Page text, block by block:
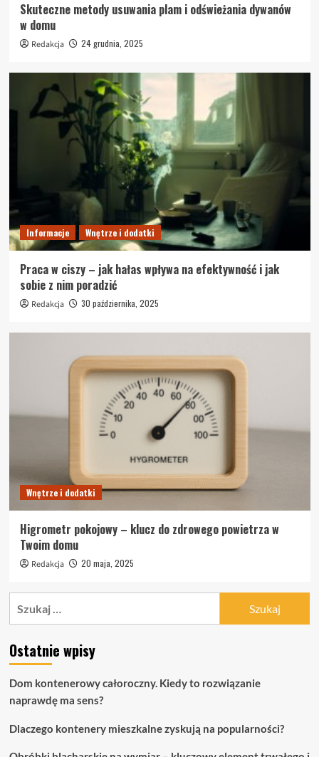
Skuteczne metody usuwania plam i odświeżania dywanów
w domu
Redakcja 24 grudnia, 2025
Informacje Wnętrze i dodatki
Praca w ciszy – jak hałas wpływa na efektywność i jak
sobie z nim poradzić
Redakcja 30 października, 2025
Wnętrze i dodatki
Higrometr pokojowy – klucz do zdrowego powietrza w
Twoim domu
Redakcja 20 maja, 2025
Ostatnie wpisy
Dom kontenerowy całoroczny. Kiedy to rozwiązanie
naprawdę ma sens?
Dlaczego kontenery mieszkalne zyskują na popularności?